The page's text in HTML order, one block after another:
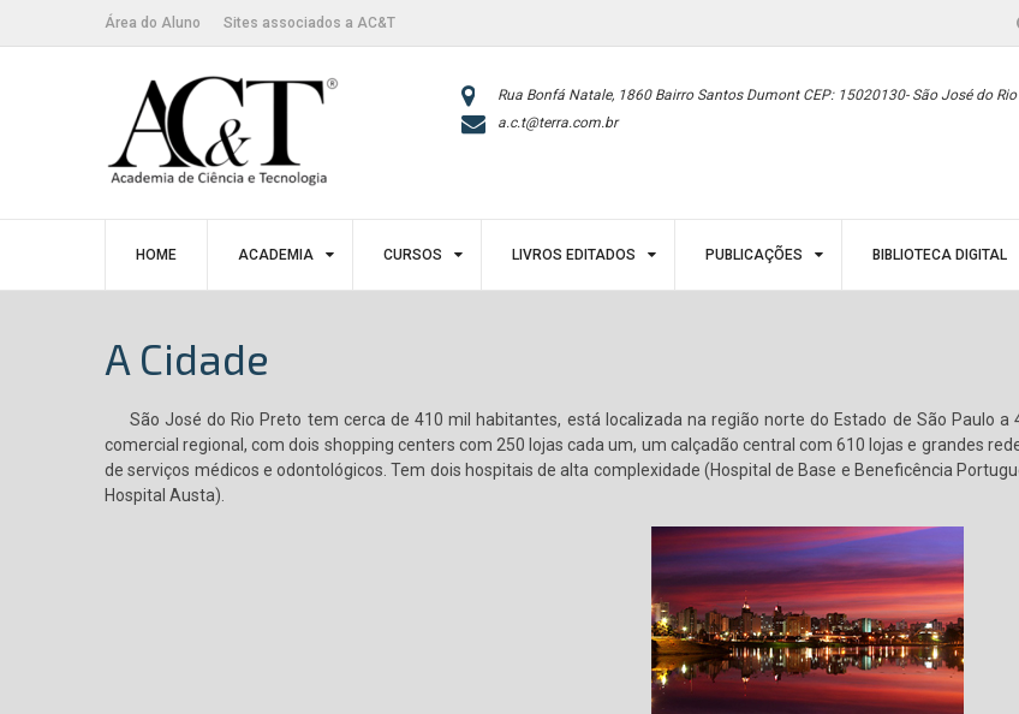
Área do Aluno Sites associados a AC&T
Rua Bonfá Natale, 1860 Bairro Santos Dumont CEP: 15020130- São José do Rio
a.c.t@terra.com.br
HOME ACADEMIA CURSOS LIVROS EDITADOS PUBLICAÇÕES BIBLIOTECA DIGITAL
A Cidade
São José do Rio Preto tem cerca de 410 mil habitantes, está localizada na região norte do Estado de São Paulo a
comercial regional, com dois shopping centers com 250 lojas cada um, um calçadão central com 610 lojas e grandes
de serviços médicos e odontológicos. Tem dois hospitais de alta complexidade (Hospital de Base e Beneficência
Hospital Austa).